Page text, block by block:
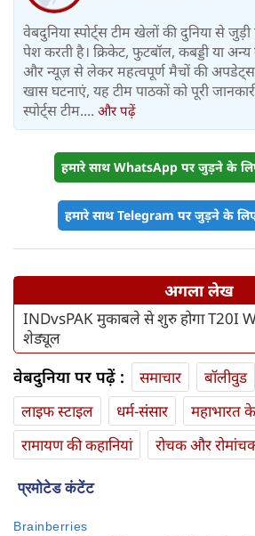
वेबदुनिया स्पोर्ट्स टीम खेलों की दुनिया से
पेश करती है। क्रिकेट, फुटबॉल, कबड्डी या
और न्यूज़ से लेकर महत्वपूर्ण मैचों की
खास घटनाएं, यह टीम पाठकों को पूरी
स्पोर्ट्स टीम.... और पढ़ें
हमारे साथ WhatsApp पर जुड़ने के
हमारे साथ Telegram पर जुड़ने के
अगला लेख
INDvsPAK मुकाबले से शुरु होगा T20I
शेड्यूल
वेबदुनिया पर पढ़ें : समाचार बॉलीवुड
लाइफ स्‍टाइल
धर्म-संसार
महाभारत
रामायण की कहानियां
रोचक और